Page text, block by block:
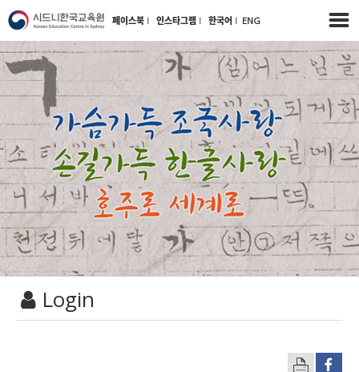
페이스북 l 인스타그램 l 한국어 l ENG
Login